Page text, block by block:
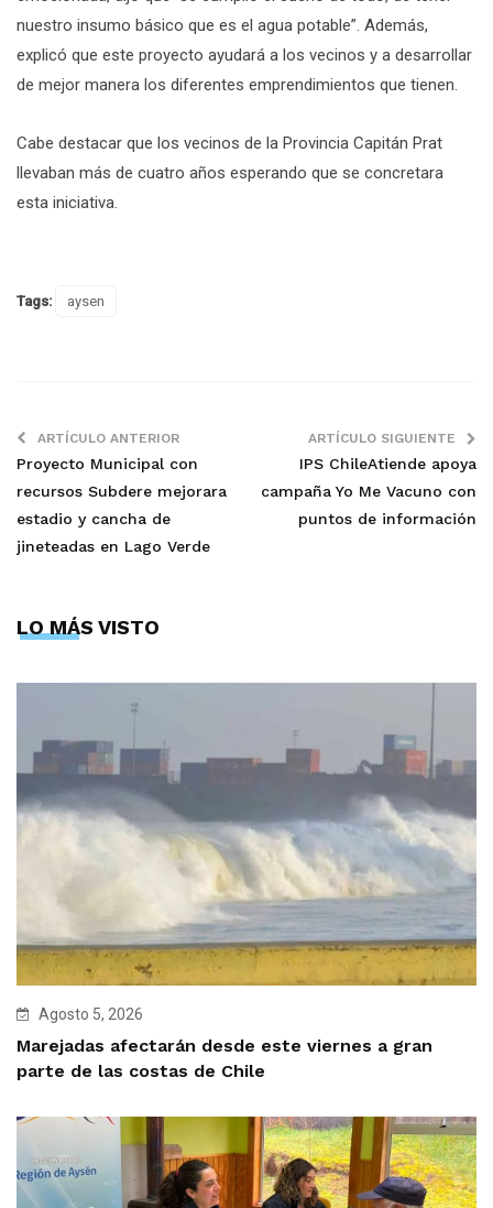
nuestro insumo básico que es el agua potable”. Además,
explicó que este proyecto ayudará a los vecinos y a desarrollar
de mejor manera los diferentes emprendimientos que tienen.
Cabe destacar que los vecinos de la Provincia Capitán Prat
llevaban más de cuatro años esperando que se concretara
esta iniciativa.
Tags: aysen
ARTÍCULO ANTERIOR
Proyecto Municipal con
recursos Subdere mejorara
estadio y cancha de
jineteadas en Lago Verde
ARTÍCULO SIGUIENTE
IPS ChileAtiende apoya
campaña Yo Me Vacuno con
puntos de información
LO MÁS VISTO
Agosto 5, 2026
Marejadas afectarán desde este viernes a gran
parte de las costas de Chile